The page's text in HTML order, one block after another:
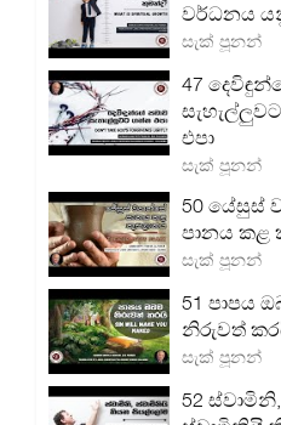
වර්ධනය
සැක් පූනන්
47
එපා
සැක් පූනන්
50 යේසුස්
පානය කළ
සැක් පූනන්
51 පාපය
නිරුවත්
සැක් පූනන්
52 ස්වාමිනි,